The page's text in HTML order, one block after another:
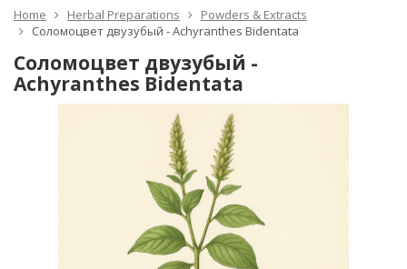
Home Herbal Preparations
Powders & Extracts
Соломоцвет двузубый - Achyranthes Bidentata
Соломоцвет двузубый -
Achyranthes Bidentata